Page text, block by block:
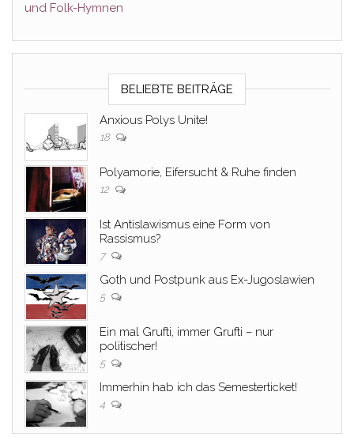
und Folk-Hymnen
BELIEBTE BEITRÄGE
Anxious Polys Unite!
18
Polyamorie, Eifersucht & Ruhe finden
12
Ist Antislawismus eine Form von
Rassismus?
7
Goth und Postpunk aus Ex-Jugoslawien
5
Ein mal Grufti, immer Grufti – nur
politischer!
5
Immerhin hab ich das Semesterticket!
4